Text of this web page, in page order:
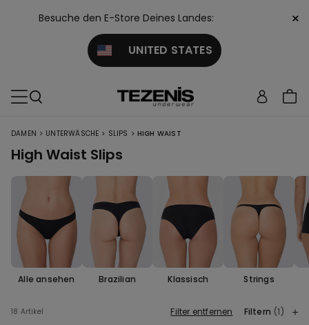
Besuche den E-Store Deines Landes:
UNITED STATES
×
DAMEN > UNTERWÄSCHE > SLIPS > HIGH WAIST
High Waist Slips
Alle ansehen Brazilian Klassisch Strings
18 Artikel Filter entfernen Filtern (1)